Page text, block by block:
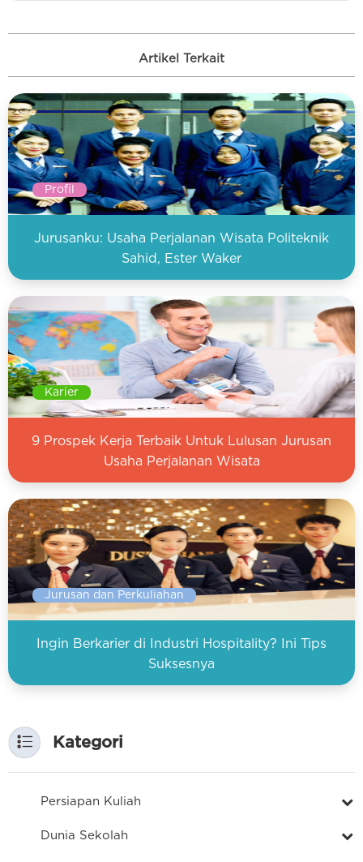
Artikel Terkait
Profil
Jurusanku: Usaha Perjalanan Wisata Politeknik
Sahid, Ester Waker
Karier
9 Prospek Kerja Terbaik Untuk Lulusan Jurusan
Usaha Perjalanan Wisata
Jurusan dan Perkuliahan
Ingin Berkarier di Industri Hospitality? Ini Tips
Suksesnya
Kategori
Persiapan Kuliah
Dunia Sekolah